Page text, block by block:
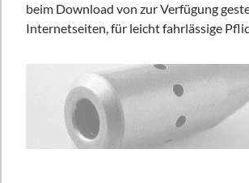
beim Download von zur Verfügung
Internetseiten, für leicht fahrlässige